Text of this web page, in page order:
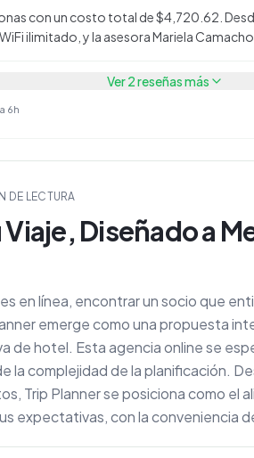
con un costo total de $4,720.62.
ilimitado, y la asesora Mariela
Ver2reseñas más
6h
DE LECTURA
Diseñado a
en línea, encontrar un socio que
emerge como una propuesta
de hotel. Esta agencia online se
la complejidad de la planificación.
Trip Planner se posiciona como el
expectativas, con la conveniencia